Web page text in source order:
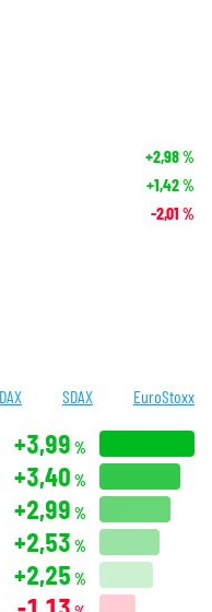
+2,98%
+1,42%
-2,01 %
SDAX EuroStoxx
+3,99 %
+3,40 %
+2,99 %
+2,53 %
+2,25 %